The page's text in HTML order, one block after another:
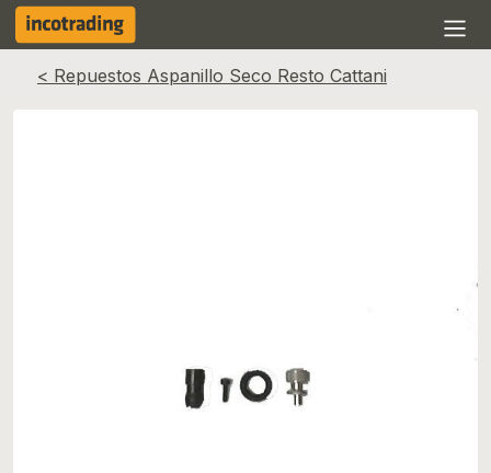
< Repuestos Aspanillo Seco Resto Cattani